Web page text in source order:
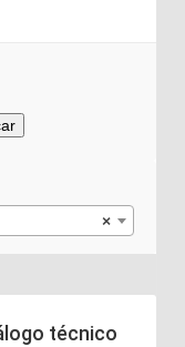
×
técnico